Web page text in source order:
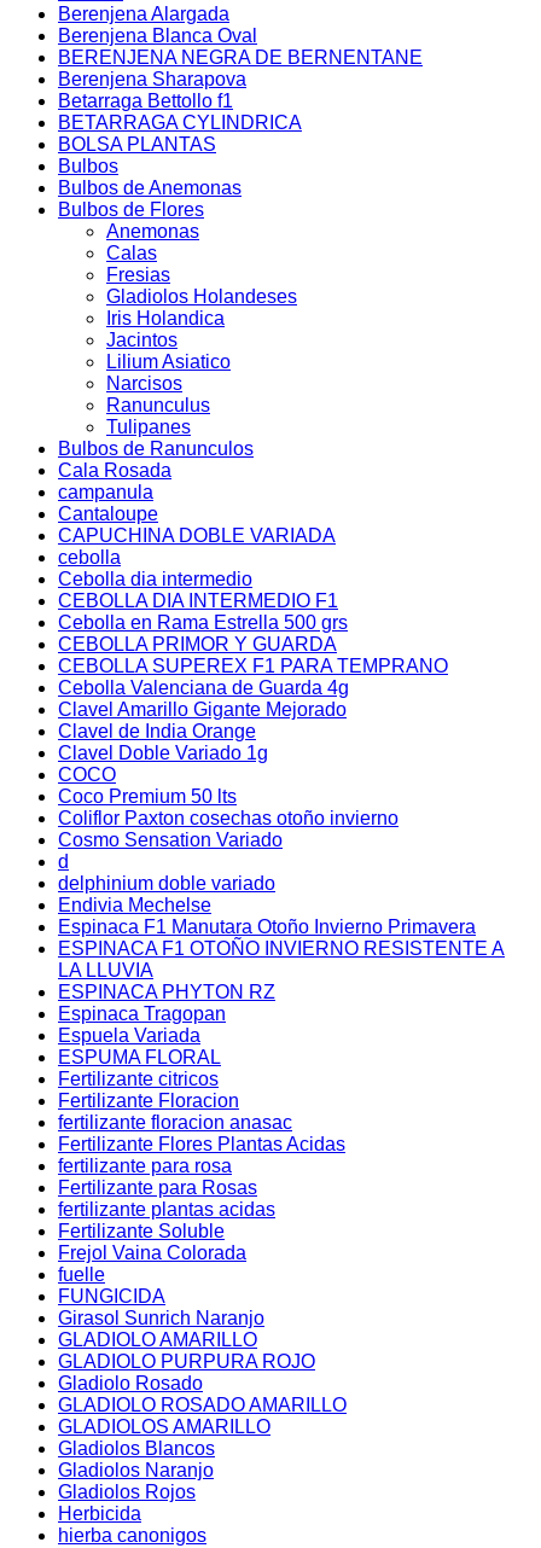
Berenjena Alargada
Berenjena Blanca Oval
BERENJENA NEGRA DE BERNENTANE
Berenjena Sharapova
Betarraga Bettollo f1
BETARRAGA CYLINDRICA
BOLSA PLANTAS
Bulbos
Bulbos de Anemonas
Bulbos de Flores
Anemonas
Calas
Fresias
Gladiolos Holandeses
Iris Holandica
Jacintos
Lilium Asiatico
Narcisos
Ranunculus
Tulipanes
Bulbos de Ranunculos
Cala Rosada
campanula
Cantaloupe
CAPUCHINA DOBLE VARIADA
cebolla
Cebolla dia intermedio
CEBOLLA DIA INTERMEDIO F1
Cebolla en Rama Estrella 500 grs
CEBOLLA PRIMOR Y GUARDA
CEBOLLA SUPEREX F1 PARA TEMPRANO
Cebolla Valenciana de Guarda 4g
Clavel Amarillo Gigante Mejorado
Clavel de India Orange
Clavel Doble Variado 1g
COCO
Coco Premium 50 lts
Coliflor Paxton cosechas otoño invierno
Cosmo Sensation Variado
d
delphinium doble variado
Endivia Mechelse
Espinaca F1 Manutara Otoño Invierno Primavera
ESPINACA F1 OTOÑO INVIERNO RESISTENTE A
LA LLUVIA
ESPINACA PHYTON RZ
Espinaca Tragopan
Espuela Variada
ESPUMA FLORAL
Fertilizante citricos
Fertilizante Floracion
fertilizante floracion anasac
Fertilizante Flores Plantas Acidas
fertilizante para rosa
Fertilizante para Rosas
fertilizante plantas acidas
Fertilizante Soluble
Frejol Vaina Colorada
fuelle
FUNGICIDA
Girasol Sunrich Naranjo
GLADIOLO AMARILLO
GLADIOLO PURPURA ROJO
Gladiolo Rosado
GLADIOLO ROSADO AMARILLO
GLADIOLOS AMARILLO
Gladiolos Blancos
Gladiolos Naranjo
Gladiolos Rojos
Herbicida
hierba canonigos